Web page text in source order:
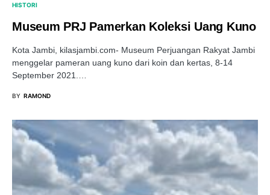
HISTORI
Museum PRJ Pamerkan Koleksi Uang Kuno
Kota Jambi, kilasjambi.com- Museum Perjuangan Rakyat Jambi
menggelar pameran uang kuno dari koin dan kertas, 8-14
September 2021.…
BY RAMOND